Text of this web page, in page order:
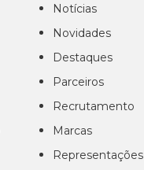
Notícias
Novidades
Destaques
Parceiros
Recrutamento
Marcas
Representações